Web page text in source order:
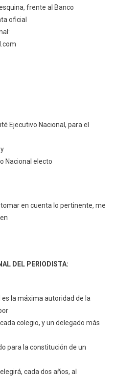
frente al Banco
oficial
Ejecutivo Nacional, para el
Nacional electo
en cuenta lo pertinente, me
DEL PERIODISTA:
es la máxima autoridad de la
colegio, y un delegado más
para la constitución de un
cada dos años, al